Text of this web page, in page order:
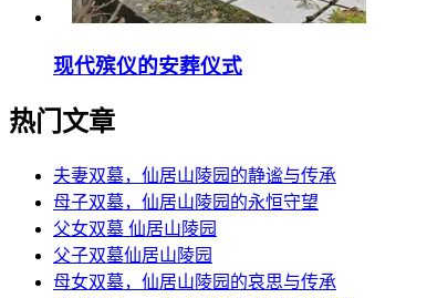
现代殡仪的安葬仪式
热门文章
夫妻双墓，仙居山陵园的静谧与传承
母子双墓，仙居山陵园的永恒守望
父女双墓 仙居山陵园
父子双墓仙居山陵园
母女双墓，仙居山陵园的哀思与传承